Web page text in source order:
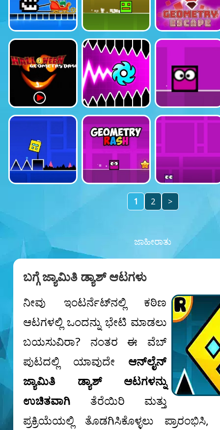
1 2 >
ಜಾಹೀರಾತು
ಬಗ್ಗೆ ಜ್ಯಾಮಿತಿ ಡ್ಯಾಶ್ ಆಟಗಳು
ನೀವು ಇಂಟರ್ನೆಟ್‌ನಲ್ಲಿ ಕಠಿಣ
ಆಟಗಳಲ್ಲಿ ಒಂದನ್ನು ಭೇಟಿ ಮಾಡಲು
ಬಯಸುವಿರಾ? ನಂತರ ಈ ವೆಬ್
ಪುಟದಲ್ಲಿ ಯಾವುದೇ ಆನ್‌ಲೈನ್
ಜ್ಯಾಮಿತಿ ಡ್ಯಾಶ್ ಆಟಗಳನ್ನು
ಉಚಿತವಾಗಿತೆರೆಯಿರಿ ಮತ್ತು
ಪ್ರಕ್ರಿಯೆಯಲ್ಲಿ ತೊಡಗಿಸಿಕೊಳ್ಳಲು